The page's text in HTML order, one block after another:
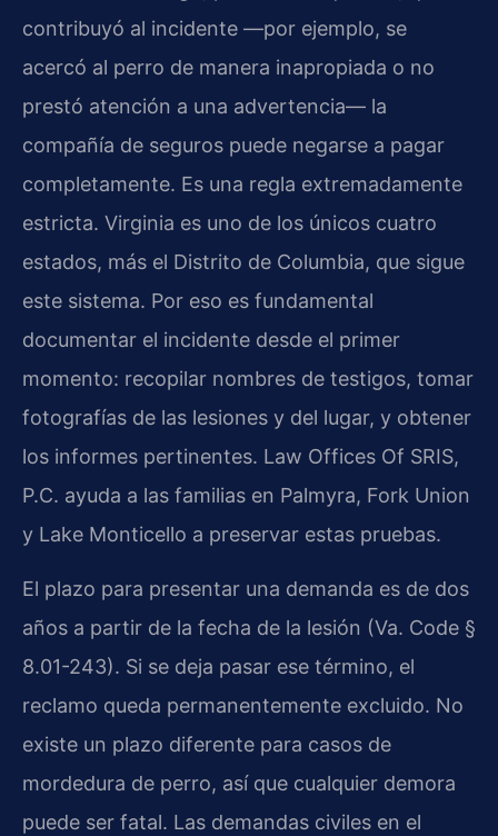
contribuyó al incidente —por ejemplo, se
acercó al perro de manera inapropiada o no
prestó atención a una advertencia— la
compañía de seguros puede negarse a pagar
completamente. Es una regla extremadamente
estricta. Virginia es uno de los únicos cuatro
estados, más el Distrito de Columbia, que sigue
este sistema. Por eso es fundamental
documentar el incidente desde el primer
momento: recopilar nombres de testigos, tomar
fotografías de las lesiones y del lugar, y obtener
los informes pertinentes. Law Offices Of SRIS,
P.C. ayuda a las familias en Palmyra, Fork Union
y Lake Monticello a preservar estas pruebas.
El plazo para presentar una demanda es de dos
años a partir de la fecha de la lesión (Va. Code §
8.01-243). Si se deja pasar ese término, el
reclamo queda permanentemente excluido. No
existe un plazo diferente para casos de
mordedura de perro, así que cualquier demora
puede ser fatal. Las demandas civiles en el